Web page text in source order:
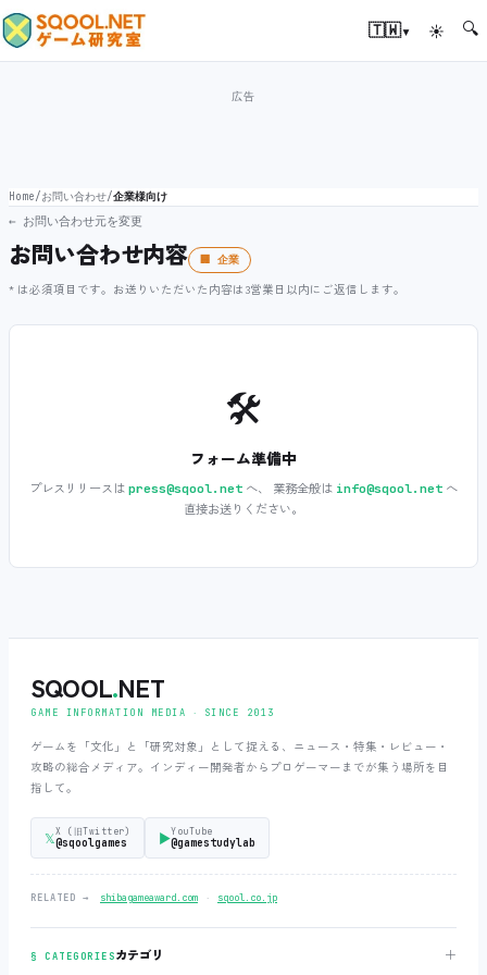
🇹🇼▾ ☀ 🔍
Home/お問い合わせ/企業様向け
← お問い合わせ元を変更
お問い合わせ内容 🏢 企業
* は必須項目です。お送りいただいた内容は3営業日以内にご返信します。
🛠️
フォーム準備中
プレスリリースは press@sqool.net へ、 業務全般は info@sqool.net へ
直接お送りください。
SQOOL.NET
GAME INFORMATION MEDIA ‧ SINCE 2013
ゲームを「文化」と「研究対象」として捉える、ニュース・特集・レビュー・
攻略の総合メディア。インディー開発者からプロゲーマーまでが集う場所を目
指して。
𝕏X (旧Twitter)
@sqoolgames ▶YouTube
@gamestudylab
RELATED → shibagameaward.com ‧ sqool.co.jp
§ CATEGORIESカテゴリ ＋